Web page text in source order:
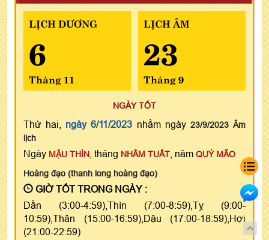
LỊCH DƯƠNG
6
Tháng 11
LỊCH ÂM
23
Tháng 9
NGÀY TỐT
Thứ hai, ngày 6/11/2023 nhằm ngày 23/9/2023 Âm
lịch
Ngày MẬU THÌN , tháng NHÂM TUẤT , năm QUÝ MÃO
Hoàng đạo (thanh long hoàng đạo)
GIỜ TỐT TRONG NGÀY :
Dần (3:00-4:59),Thìn (7:00-8:59),Tỵ (9:00-
10:59),Thân (15:00-16:59),Dậu (17:00-18:59),Hợi
(21:00-22:59)